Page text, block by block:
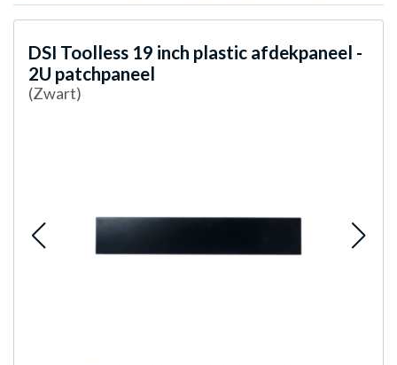
DSI Toolless 19 inch plastic afdekpaneel -
2U patchpaneel
(Zwart)